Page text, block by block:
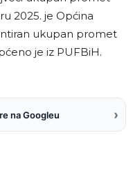
2025. je Općina
ukupan promet
je iz PUFBiH.
na Googleu ›